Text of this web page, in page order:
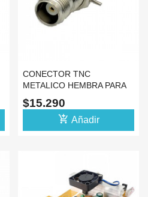
CONECTOR TNC
METALICO HEMBRA PARA
PCB 50OHM 90 GRADOS
$15.290
add_shopping_cart Añadir